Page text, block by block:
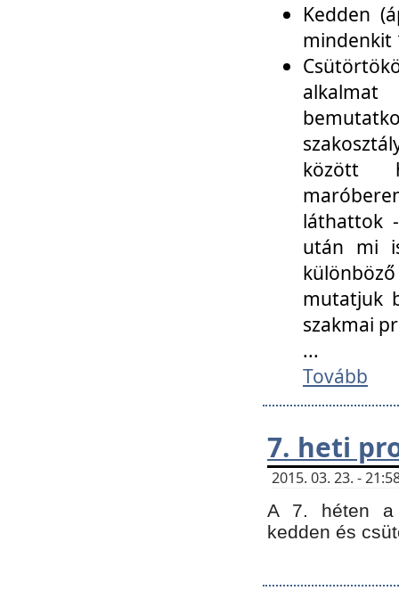
Kedden
mindenkit
között
láthattok
után mi
mutatjuk
szakmai
...
Tovább
7. heti
2015. 03. 23. -
A 7. héten a
kedden és